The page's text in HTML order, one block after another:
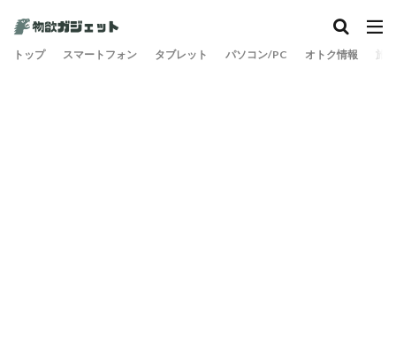
トップ スマートフォン タブレット パソコン/PC オトク情報 旅